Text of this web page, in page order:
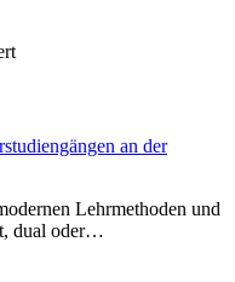
Lehrmethoden und
dual oder…